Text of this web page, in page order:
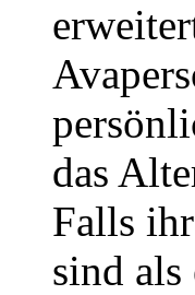
das
Falls
sind als